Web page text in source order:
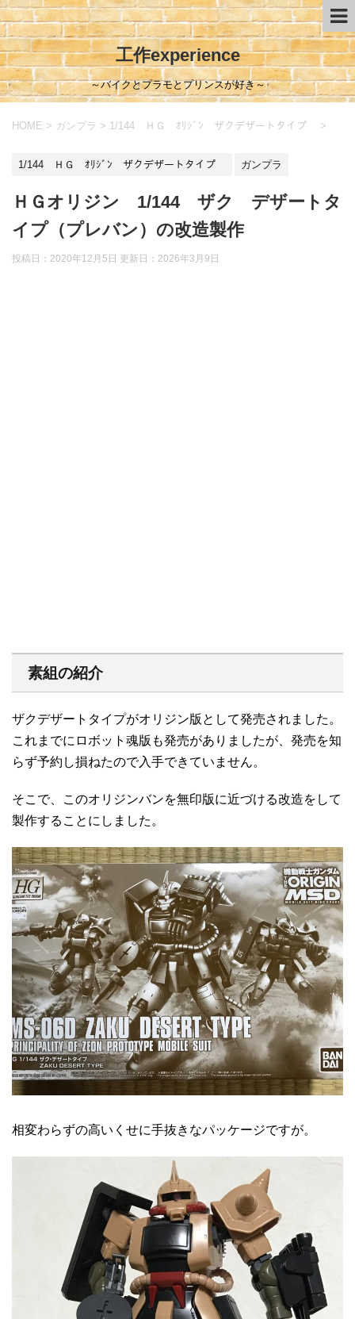
工作experience
～バイクとプラモとプリンスが好き～
HOME > ガンプラ > 1/144 ＨＧ ｵﾘｼﾞﾝ ザクデザートタイプ >
1/144 ＨＧ ｵﾘｼﾞﾝ ザクデザートタイプ ガンプラ
ＨＧオリジン 1/144 ザク デザートタ
イプ（プレバン）の改造製作
投稿日：2020年12月5日 更新日： 2026年3月9日
素組の紹介
ザクデザートタイプがオリジン版として発売されました。
これまでにロボット魂版も発売がありましたが、発売を知
らず予約し損ねたので入手できていません。
そこで、このオリジンバンを無印版に近づける改造をして
製作することにしました。
相変わらずの高いくせに手抜きなパッケージですが。